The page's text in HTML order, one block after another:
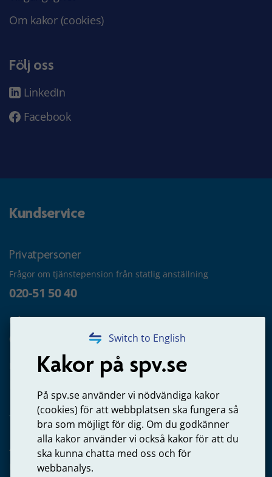
Switch to English
Kakor på spv.se
På spv.se använder vi nödvändiga kakor
(cookies) för att webbplatsen ska fungera så
bra som möjligt för dig. Om du godkänner
alla kakor använder vi också kakor för att du
ska kunna chatta med oss och för
webbanalys.
Om kakor (cookies)
Följ oss
LinkedIn
Facebook
Kundservice
Privatpersoner
Frågor om tjänstepension från statlig anställning
020-51 50 40
Frågor om utbetalning
020-65 00 65
Kontakta oss
Arbetsgivare
Frågor om administration av tjänstepension från statlig